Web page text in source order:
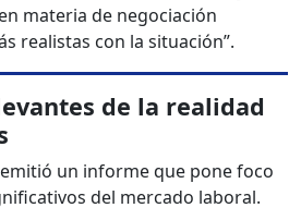
materia de negociación
realistas con la situación”.
de la realidad
un informe que pone foco
del mercado laboral.